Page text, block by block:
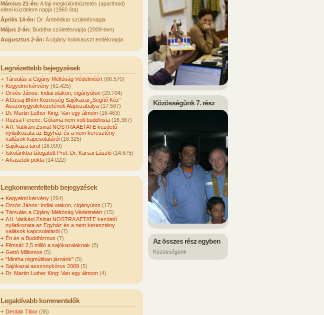
Közösségünk 7. rész
Az összes rész egyben
Közösségünk
Március 21-én: A faji megkülönböztetés (apartheid)
elleni küzdelem napja (1960 óta)
Április 14-én: Dr. Ámbédkar születésnapja
Május 2-án: Buddha születésnapja (2009-ben)
Augusztus 2-án: A cigány holokauszt emléknapja
Legnézettebb bejegyzések
Társulás a Cigány Méltóság Védelméért (66.570)
Kegyelmi kérvény (61.425)
Orsós János: Indiai utakon, cigányúton (29.704)
A Dzsaj Bhím Közösség Sajókazai „Segítő Kéz”
Asszonygyülekezetének Alapszabálya (17.587)
Dr. Martin Luther King: Van egy álmom (16.463)
Ruzsa Ferenc: Gótama nem volt buddhista (16.367)
A II. Vatikáni Zsinat NOSTRA AETATE kezdetű
nyilatkozata az Egyház és a nem keresztény
vallások kapcsolatáról (16.325)
Sajókaza tarol (16.099)
Iskolánkba látogatott Prof. Dr. Karsai László (14.675)
A kasztok pokla (14.022)
Legkommenteltebb bejegyzések
Kegyelmi kérvény (264)
Orsós János: Indiai utakon, cigányúton (17)
Társulás a Cigány Méltóság Védelméért (15)
A II. Vatikáni Zsinat NOSTRA AETATE kezdetű
nyilatkozata az Egyház és a nem keresztény
vallások kapcsolatáról (7)
Én és a Buddhizmus (7)
Filmsál: 2,5 millió a sajókazaiaknak (5)
Gettó Milliomos (5)
"Mintha régmúltban járnánk" (5)
Sajókazai asszonykórus 2009 (5)
Dr. Martin Luther King: Van egy álmom (4)
Legaktívabb kommentelők
Derdak Tibor (36)